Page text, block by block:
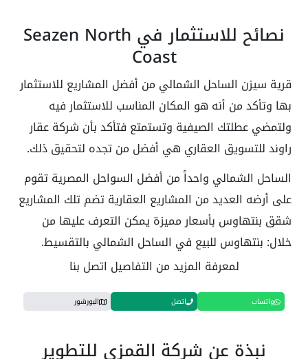
نصائح للاستثمار في Seazen North
Coast
قرية سيزن الساحل الشمالي من أفضل المشاريع للاستثمار
بها وتأكد من أنه هو المكان المناسب للاستثمار فيه
ولتمضي عطلتك الصيفية وتستمتع فتأكد بأن شركة عقار
راوند للتسويق العقاري هي أفضل من تجده لتحقيق ذلك.
الساحل الشمالي واحداً من أفضل السواحل المصرية تقوم
على أرضه العديد من المشاريع العقارية تضم تلك المشاريع
شقق بنتهاوس بأسعار مميزة يمكن التعرف عليها من
خلال: بنتهاوس للبيع في الساحل الشمالي بالتقسيط.
لمعرفة المزيد من التفاصيل اتصل بنا
واتساب اتصل البورشور
نبذة عن شركة القمزي للتطوير